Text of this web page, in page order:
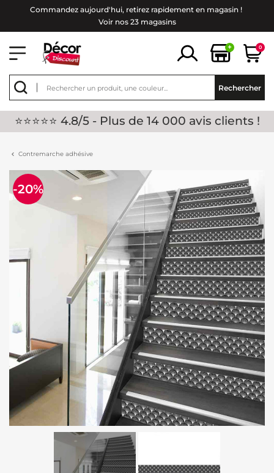
Commandez aujourd'hui, retirez rapidement en magasin !
Voir nos 23 magasins
+ 0
Rechercher
⭐⭐⭐⭐⭐ 4.8/5 - Plus de 14 000 avis clients !
Contremarche adhésive
-20%